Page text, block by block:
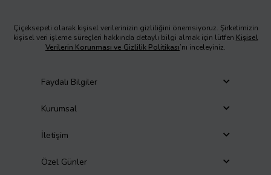
Çiçeksepeti olarak kişisel verilerinizin gizliliğini önemsiyoruz. Şirketimizin
kişisel veri işleme süreçleri hakkında detaylı bilgi almak için lütfen Kişisel
Verilerin Korunması ve Gizlilik Politikası’nı inceleyiniz.
Faydalı Bilgiler
Kurumsal
İletişim
Özel Günler